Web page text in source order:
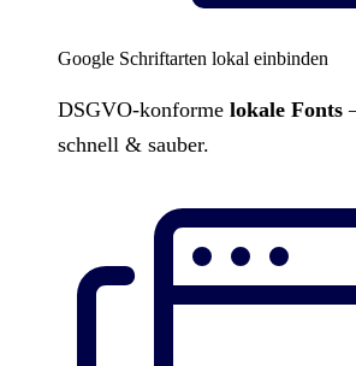
Google Schriftarten lokal einbinden
DSGVO-konforme lokale Fonts
schnell & sauber.